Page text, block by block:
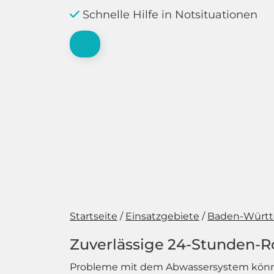
Schnelle Hilfe in Notsituationen
Startseite Einsatzgebiete Baden-
Zuverlässige 24-Stunden-
Probleme mit dem Abwassersystem